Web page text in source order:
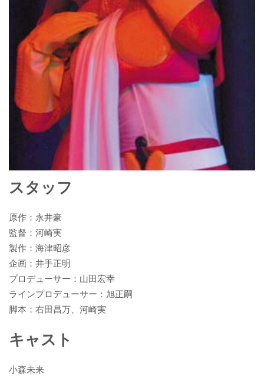
スタッフ
原作：永井豪
監督：河崎実
製作：海津昭彦
企画：井手正明
プロデューサー：山田宏幸
ラインプロデューサー：旭正嗣
脚本：右田昌万、河崎実
キャスト
小森未来